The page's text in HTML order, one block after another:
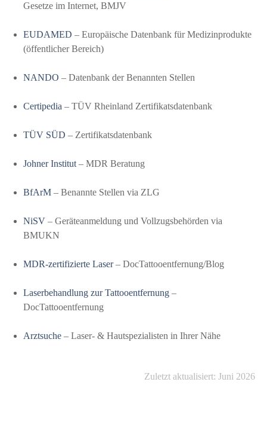
Gesetze im Internet, BMJV
EUDAMED – Europäische Datenbank für Medizinprodukte
(öffentlicher Bereich)
NANDO – Datenbank der Benannten Stellen
Certipedia – TÜV Rheinland Zertifikatsdatenbank
TÜV SÜD – Zertifikatsdatenbank
Johner Institut – MDR Beratung
BfArM – Benannte Stellen via ZLG
NiSV – Geräteanmeldung und Vollzugsbehörden via
BMUKN
MDR-zertifizierte Laser– DocTattooentfernung/Blog
Laserbehandlung zur Tattooentfernung –
DocTattooentfernung
Arztsuche – Laser- & Hautspezialisten in Ihrer Nähe
Zuletzt aktualisiert: Juni 2026